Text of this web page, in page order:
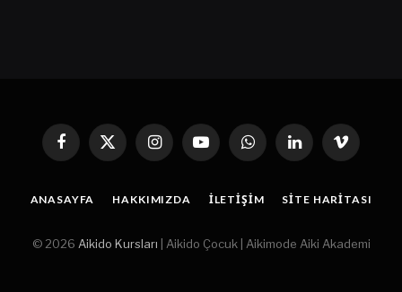
Facebook
X
(Twitter)
InstagramYouTubeWhatsAppLinkedin'de
Paylaş
Vimeo
ANASAYFA HAKKIMIZDA İLETIŞIM SITE HARITASI
© 2026 Aikido Kursları | Aikido Çocuk | Aikimode Aiki Akademi